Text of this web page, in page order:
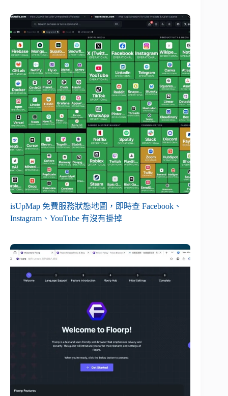
isUpMap 免費服務狀態地圖，即時查 Facebook、
Instagram、YouTube 有沒有掛掉